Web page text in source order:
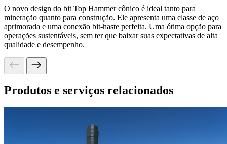
O novo design do bit Top Hammer cônico é ideal tanto para
mineração quanto para construção. Ele apresenta uma classe de aço
aprimorada e uma conexão bit-haste perfeita. Uma ótima opção para
operações sustentáveis, sem ter que baixar suas expectativas de alta
qualidade e desempenho.
Produtos e serviços relacionados